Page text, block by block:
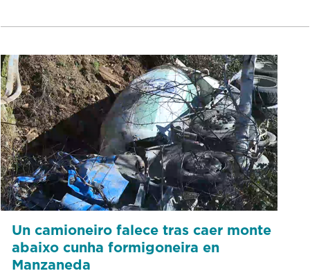
Un camioneiro falece tras caer monte
abaixo cunha formigoneira en
Manzaneda